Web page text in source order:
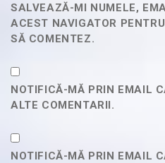
SALVEAZĂ-MI NUMELE,
ACEST NAVIGATOR
SĂ COMENTEZ.
NOTIFICĂ-MĂ PRIN EMAIL
ALTE COMENTARII.
NOTIFICĂ-MĂ PRIN EMAIL